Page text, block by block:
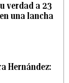
verdad a 23
una lancha
Hernández: